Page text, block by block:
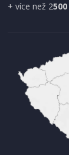
+ více než 2500